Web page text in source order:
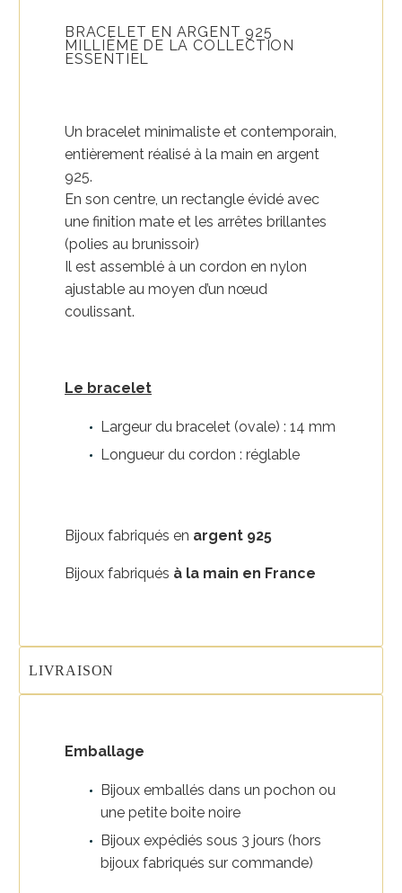
BRACELET EN ARGENT 925
MILLIÈME DE LA COLLECTION
ESSENTIEL
Un bracelet minimaliste et contemporain,
entièrement réalisé à la main en argent
925.
En son centre, un rectangle évidé avec
une finition mate et les arrêtes brillantes
(polies au brunissoir)
Il est assemblé à un cordon en nylon
ajustable au moyen d’un nœud
coulissant.
Le bracelet
Largeur du bracelet (ovale) : 14 mm
Longueur du cordon : réglable
Bijoux fabriqués en argent 925
Bijoux fabriqués à la main en France
LIVRAISON
Emballage
Bijoux emballés dans un pochon ou
une petite boite noire
Bijoux expédiés sous 3 jours (hors
bijoux fabriqués sur commande)